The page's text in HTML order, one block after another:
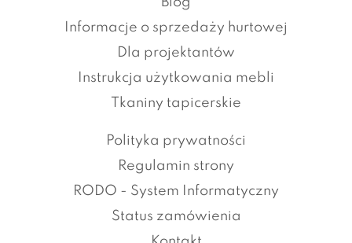
Informacje o sprzedaży hurtowej
Dla projektantów
Instrukcja użytkowania mebli
Tkaniny tapicerskie
Polityka prywatności
Regulamin strony
RODO - System Informatyczny
Status zamówienia